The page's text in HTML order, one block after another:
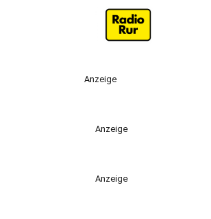
Anzeige
Anzeige
Anzeige